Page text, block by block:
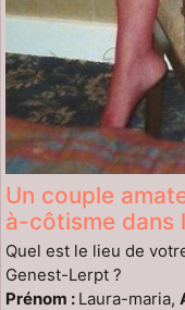
Un couple
à-côtisme dans
Quel est le lieu de
Genest-Lerpt ?
Prénom : Laura-maria,